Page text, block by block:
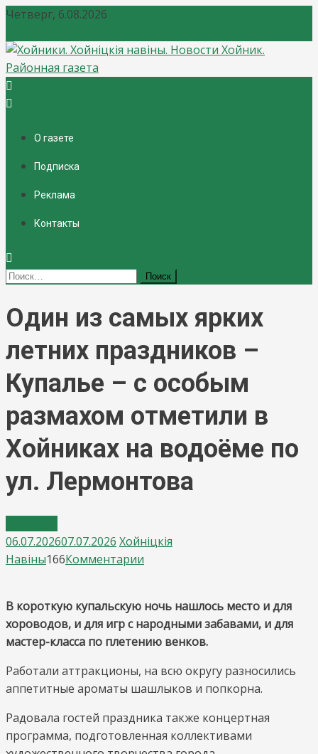
Четверг, 6.08.2026
Хойники. Хойнiцкiя навiны. Новости Хойник. Районная
О газете
Подписка
Реклама
Контакты
Найти:
Один из самых ярких
летних праздников –
Купалье – с особым
размахом отметили в
Хойниках на водоёме по
ул. Лермонтова
06.07.202607.07.2026 Хойнiцкiя
Навiны166Комментарии
самых
ярких
летних
праздников
–
–
с
В короткую купальскую ночь нашлось место и для
хороводов, и для игр с народными забавами, и для
мастер-класса по плетению венков.
Работали аттракционы, на всю округу разносились
аппетитные ароматы шашлыков и попкорна.
Радовала гостей праздника также концертная
программа, подготовленная коллективами